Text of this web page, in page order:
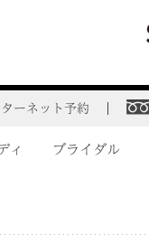
ーネット予約
ィ ブライダル